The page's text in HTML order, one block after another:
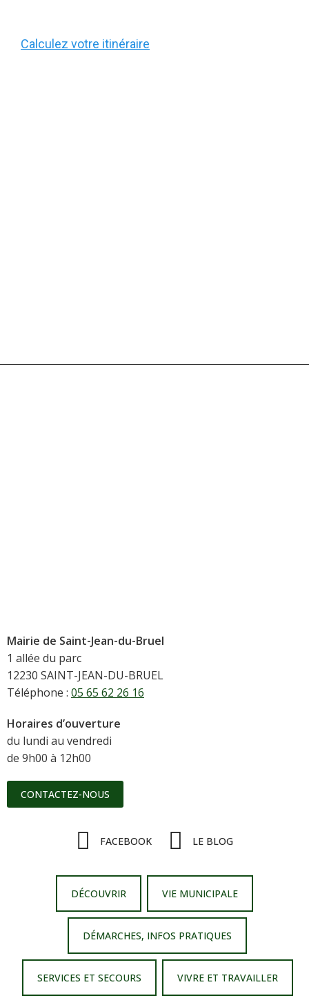
Calculez votre itinéraire
Mairie de Saint-Jean-du-Bruel
1 allée du parc
12230 SAINT-JEAN-DU-BRUEL
Téléphone : 05 65 62 26 16
Horaires d’ouverture
du lundi au vendredi
de 9h00 à 12h00
CONTACTEZ-NOUS
FACEBOOK LE BLOG
DÉCOUVRIR VIE MUNICIPALE
DÉMARCHES, INFOS PRATIQUES
SERVICES ET SECOURS VIVRE ET TRAVAILLER